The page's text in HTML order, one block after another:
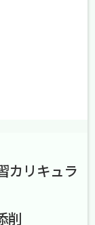
カリキュラ
削